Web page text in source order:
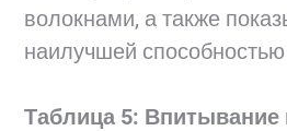
волокнами, а также
наилучшей
Таблица 5: